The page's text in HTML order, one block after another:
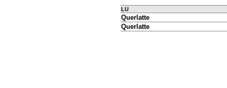
LU
Querlatte
Querlatte